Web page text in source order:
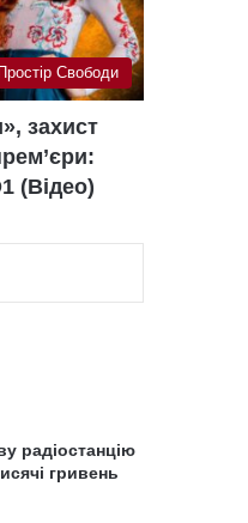
Свободи
захист
(Відео)
радіостанцію
гривень